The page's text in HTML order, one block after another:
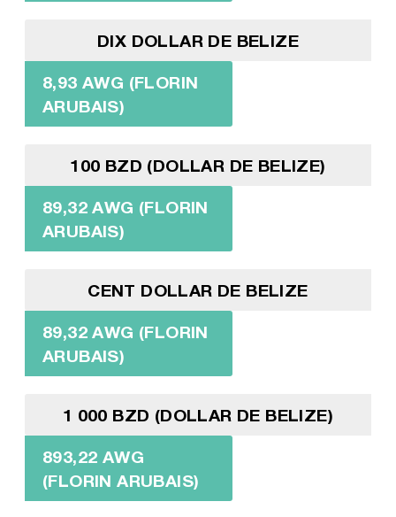
DIX DOLLAR DE BELIZE
8,93 AWG (FLORIN
ARUBAIS)
100 BZD (DOLLAR DE BELIZE)
89,32 AWG (FLORIN
ARUBAIS)
CENT DOLLAR DE BELIZE
89,32 AWG (FLORIN
ARUBAIS)
1 000 BZD (DOLLAR DE BELIZE)
893,22 AWG
(FLORIN ARUBAIS)